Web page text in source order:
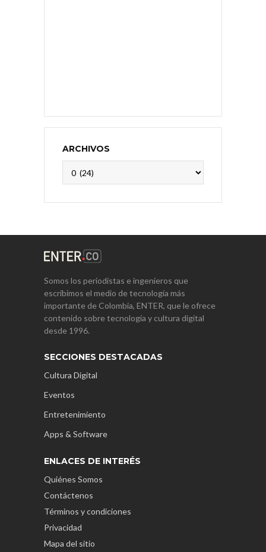
ARCHIVOS
Somos los periodistas e ingenieros que
escribimos el medio de tecnología más
importante de Colombia, ENTER, que le ofrece
contenido sobre tecnología y cultura digital
desde 1996.
SECCIONES DESTACADAS
Cultura Digital
Eventos
Entretenimiento
Apps & Software
ENLACES DE INTERÉS
Quiénes Somos
Contáctenos
Términos y condiciones
Privacidad
Mapa del sitio